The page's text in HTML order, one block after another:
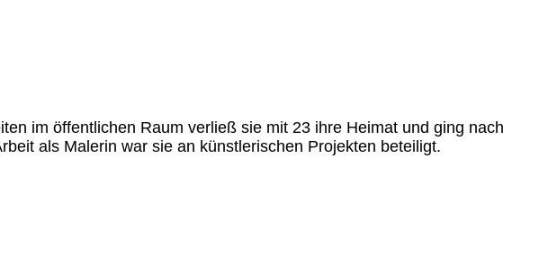
im öffentlichen Raum verließ sie mit 23 ihre Heimat und ging nach
als Malerin war sie an künstlerischen Projekten beteiligt.